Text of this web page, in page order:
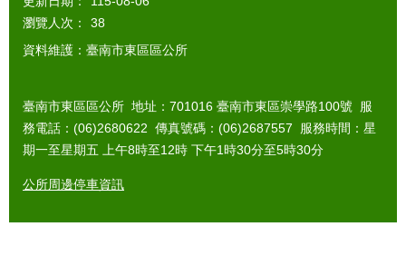
瀏覽人次：
38
資料維護：臺南市東區區公所
臺南市東區區公所 地址：701016 臺南市東區崇學路100號 服
務電話：(06)2680622 傳真號碼：(06)2687557 服務時間：星
期一至星期五 上午8時至12時 下午1時30分至5時30分
公所周邊停車資訊